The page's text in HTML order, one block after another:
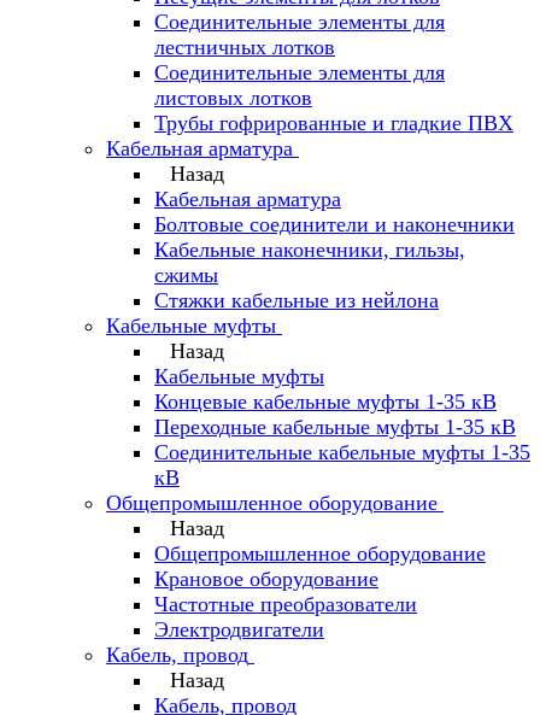
Соединительные элементы для
лестничных лотков
Соединительные элементы для
листовых лотков
Трубы гофрированные и гладкие ПВХ
Кабельная арматура
Назад
Кабельная арматура
Болтовые соединители и наконечники
Кабельные наконечники, гильзы,
сжимы
Стяжки кабельные из нейлона
Кабельные муфты
Назад
Кабельные муфты
Концевые кабельные муфты 1-35 кВ
Переходные кабельные муфты 1-35 кВ
Соединительные кабельные муфты 1-35
кВ
Общепромышленное оборудование
Назад
Общепромышленное оборудование
Крановое оборудование
Частотные преобразователи
Электродвигатели
Кабель, провод
Назад
Кабель, провод